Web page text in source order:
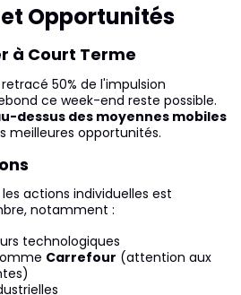
Opportunités
à Court Terme
50% de l'impulsion
ce week-end reste possible.
dessus des moyennes mobiles
meilleures opportunités.
actions individuelles est
notamment :
technologiques
Carrefour (attention aux